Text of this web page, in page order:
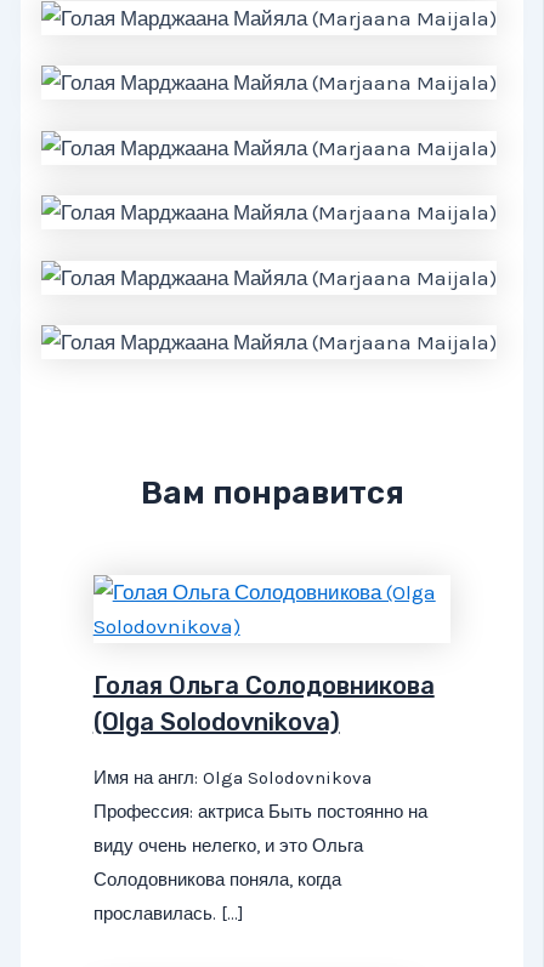
Вам понравится
Голая Ольга Солодовникова
(Olga Solodovnikova)
Имя на англ: Olga Solodovnikova
Профессия: актриса Быть постоянно на
виду очень нелегко, и это Ольга
Солодовникова поняла, когда
прославилась. […]